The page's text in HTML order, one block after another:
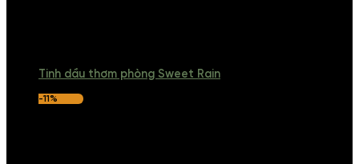
Tinh dầu thơm phòng Sweet Rain
-11%